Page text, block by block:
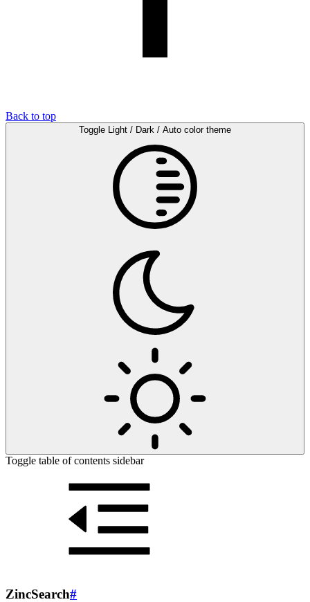
Back to top
Toggle Light / Dark / Auto color theme
Toggle table of contents sidebar
ZincSearch#